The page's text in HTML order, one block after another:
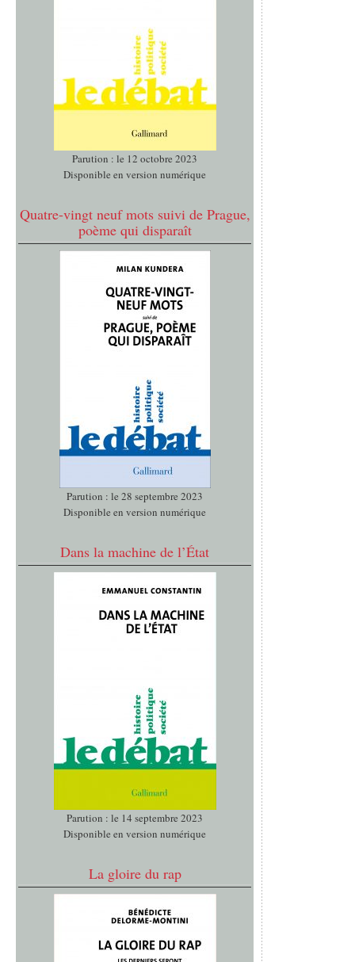
Parution : le 12 octobre 2023
Disponible en version numérique
Quatre-vingt neuf mots suivi de Prague,
poème qui disparaît
Parution : le 28 septembre 2023
Disponible en version numérique
Dans la machine de l’État
Parution : le 14 septembre 2023
Disponible en version numérique
La gloire du rap